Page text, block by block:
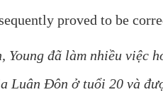
proved to be
Young đã làm nhiều việc
Luân Đôn ở tuổi 20 và